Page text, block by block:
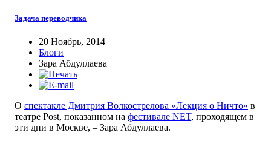
Задача переводчика
20 Ноябрь, 2014
Блоги
Зара Абдуллаева
О спектакле Дмитрия Волкострелова «Лекция о Ничто» в
театре Post, показанном на фестивале NET, проходящем в
эти дни в Москве, – Зара Абдуллаева.